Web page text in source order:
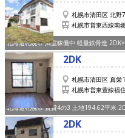
札幌市清田区 北野
札幌市営東西線南
北海道札幌市 満室稼働中 軽量鉄骨造
2DK
札幌市清田区 真栄
札幌市営東豊線福
北海道札幌市 賃貸4の3 土地194.62平米
2DK